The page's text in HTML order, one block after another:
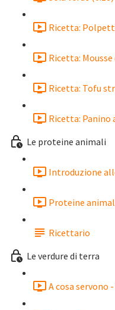
Ricetta:
Ricetta:
Ricetta: Tofu
Ricetta: Panino
Le proteine animali
Introduzione
Proteine
Ricettario
Le verdure di terra
A cosa servono